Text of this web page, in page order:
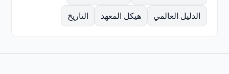
الدليل العالمي هيكل المعهد التاريخ